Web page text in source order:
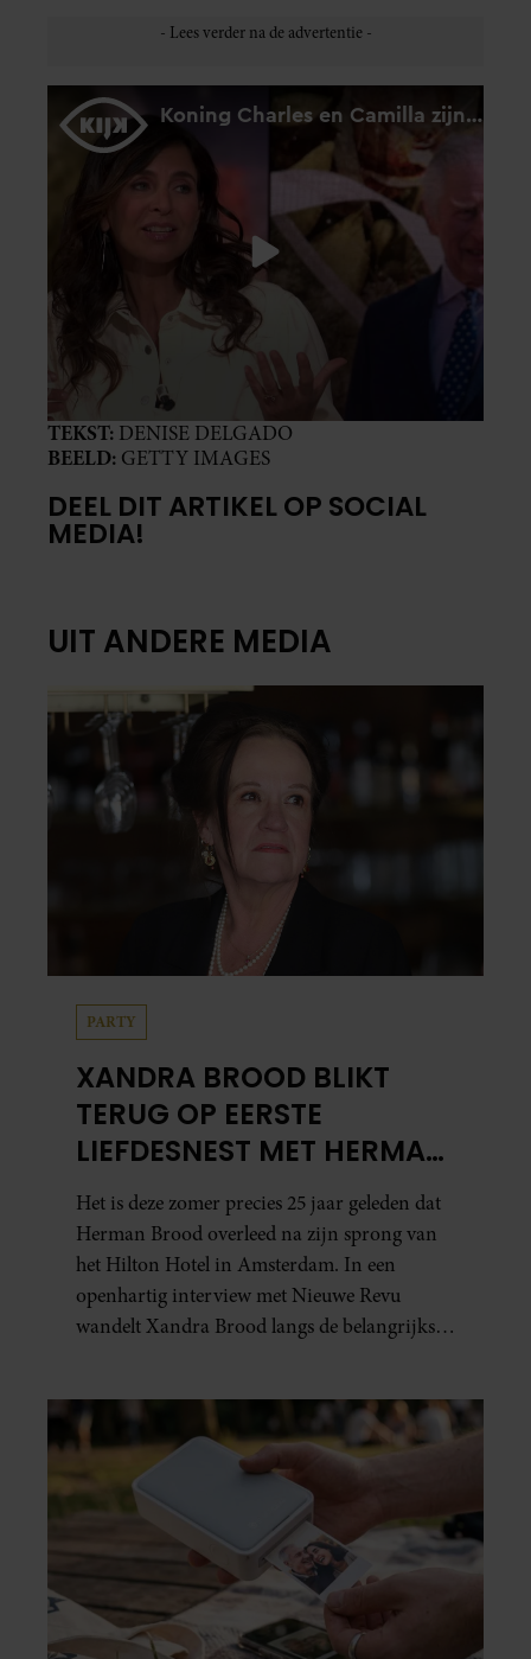
TEKST: DENISE DELGADO
BEELD: GETTY IMAGES
DEEL DIT ARTIKEL OP SOCIAL
MEDIA!
UIT ANDERE MEDIA
PARTY
XANDRA BROOD BLIKT
TERUG OP EERSTE
LIEFDESNEST MET HERMAN
BROOD: “HIER IS LOLA
GEBOREN”
Het is deze zomer precies 25 jaar geleden dat
Herman Brood overleed na zijn sprong van
het Hilton Hotel in Amsterdam. In een
openhartig interview met Nieuwe Revu
wandelt Xandra Brood langs de belangrijkste
Leidsedwarsstraat roept een stortvloed aan
herinneringen op. Daar begon hun leven
samen en werd dochter Lola geboren.